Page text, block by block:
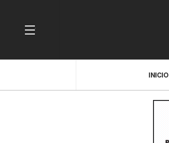
OFF CANVAS
INICIO